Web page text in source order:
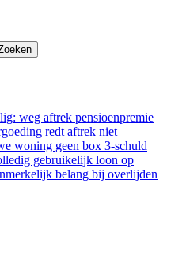
weg aftrek pensioenpremie
redt aftrek niet
woning geen box 3-schuld
gebruikelijk loon op
belang bij overlijden